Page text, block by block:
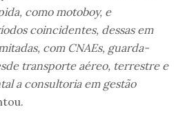
como motoboy, e
coincidentes, dessas em
com CNAEs, guarda-
transporte aéreo, terrestre e
a consultoria em gestão